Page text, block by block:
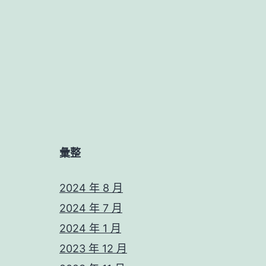
彙整
2024 年 8 月
2024 年 7 月
2024 年 1 月
2023 年 12 月